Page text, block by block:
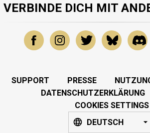
VERBINDE DICH MIT
SUPPORT PRESSE
DATENSCHUTZERKLÄRUNG
COOKIES SETTINGS
DEUTSCH